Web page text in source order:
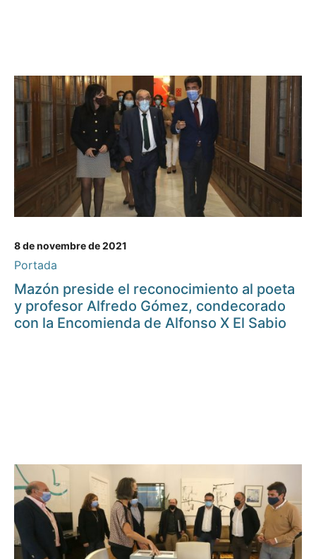
8 de novembre de 2021
Portada
Mazón preside el reconocimiento al poeta
y profesor Alfredo Gómez, condecorado
con la Encomienda de Alfonso X El Sabio